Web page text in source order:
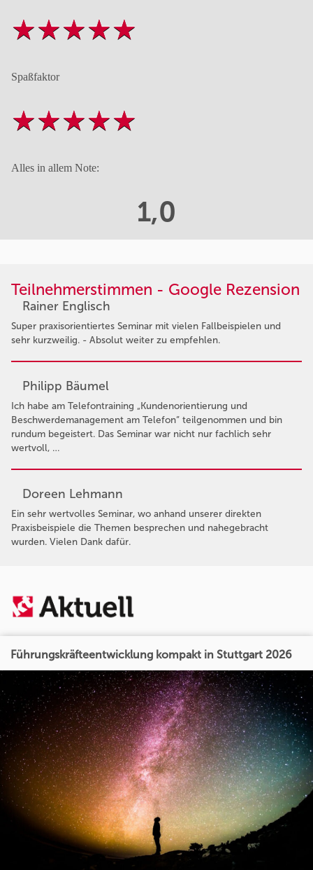
Spaßfaktor
Alles in allem Note:
1,0
Teilnehmerstimmen - Google Rezension
Rainer Englisch
Super praxisorientiertes Seminar mit vielen Fallbeispielen und
sehr kurzweilig. - Absolut weiter zu empfehlen.
Philipp Bäumel
Ich habe am Telefontraining „Kundenorientierung und
Beschwerdemanagement am Telefon“ teilgenommen und bin
rundum begeistert. Das Seminar war nicht nur fachlich sehr
wertvoll, …
Doreen Lehmann
Ein sehr wertvolles Seminar, wo anhand unserer direkten
Praxisbeispiele die Themen besprechen und nahegebracht
wurden. Vielen Dank dafür.
Führungskräfteentwicklung kompakt in Stuttgart 2026